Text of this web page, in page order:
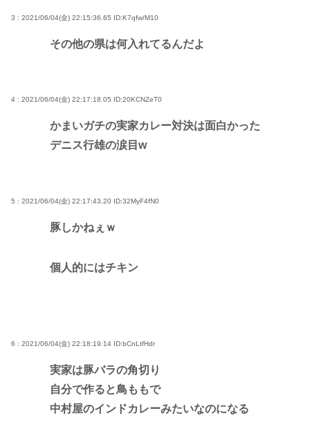
3 : 2021/06/04(金) 22:15:36.65 ID:K7qfw/M10
その他の県は何入れてるんだよ
4 : 2021/06/04(金) 22:17:18.05 ID:20KCNZeT0
かまいガチの実家カレー対決は面白かった
デニス行雄の涙目w
5 : 2021/06/04(金) 22:17:43.20 ID:32MyF4fN0
豚しかねぇｗ
個人的にはチキン
6 : 2021/06/04(金) 22:18:19.14 ID:bCnLtfHdr
実家は豚バラの角切り
自分で作ると鳥ももで
中村屋のインドカレーみたいなのになる